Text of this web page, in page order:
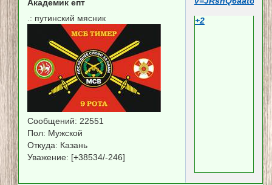
Академик епт
.: путинский мясник
Сообщений: 22551
Пол: Мужской
Откуда: Казань
Уважение: [+38534/-246]
+2